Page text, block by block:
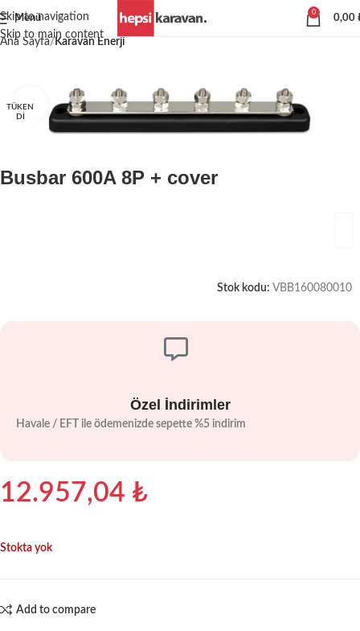
Skip to navigation
Skip to main content
Menü
0
0,00
Ana Sayfa Karavan Enerji
TÜKEN
DI
Büyütmek için tıklayın
Busbar 600A 8P + cover
Stok kodu: VBB160080010
Özel İndirimler
Havale / EFT ile ödemenizde sepette %5 indirim
12.957,04 ₺
Stokta yok
Add to compare